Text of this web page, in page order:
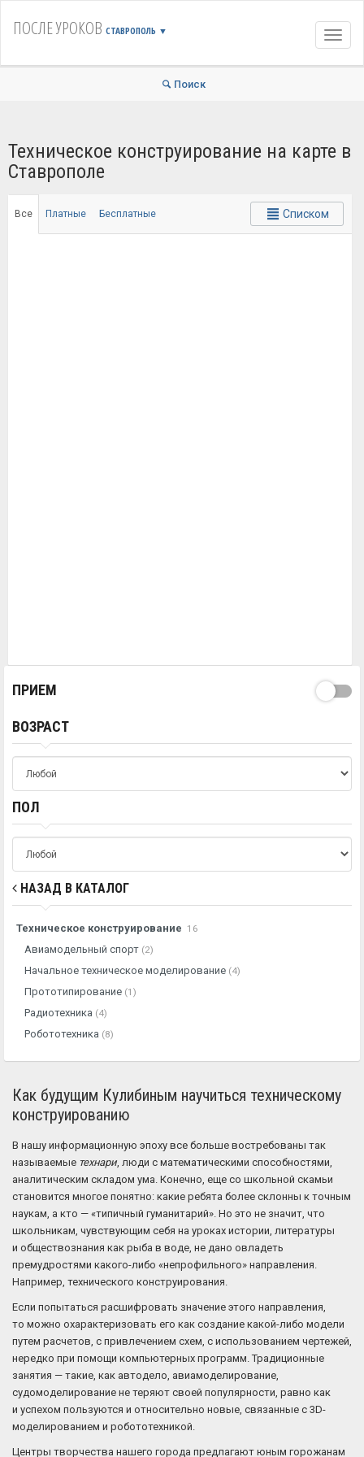
ПОСЛЕ УРОКОВ СТАВРОПОЛЬ ▼
Поиск
Техническое конструирование на карте в
Ставрополе
Все Платные Бесплатные Списком
ПРИЕМ
ВОЗРАСТ
ПОЛ
НАЗАД В КАТАЛОГ
Техническое конструирование 16
Авиамодельный спорт (2)
Начальное техническое моделирование (4)
Прототипирование (1)
Радиотехника (4)
Робототехника (8)
Как будущим Кулибиным научиться техническому
конструированию
В нашу информационную эпоху все больше востребованы так
называемые технари, люди с математическими способностями,
аналитическим складом ума. Конечно, еще со школьной скамьи
становится многое понятно: какие ребята более склонны к точным
наукам, а кто — «типичный гуманитарий». Но это не значит, что
школьникам, чувствующим себя на уроках истории, литературы
и обществознания как рыба в воде, не дано овладеть
премудростями какого-либо «непрофильного» направления.
Например, технического конструирования.
Если попытаться расшифровать значение этого направления,
то можно охарактеризовать его как создание какой-либо модели
путем расчетов, с привлечением схем, с использованием чертежей,
нередко при помощи компьютерных программ. Традиционные
занятия — такие, как автодело, авиамоделирование,
судомоделирование не теряют своей популярности, равно как
и успехом пользуются и относительно новые, связанные с 3D-
моделированием и робототехникой.
Центры творчества нашего города предлагают юным горожанам